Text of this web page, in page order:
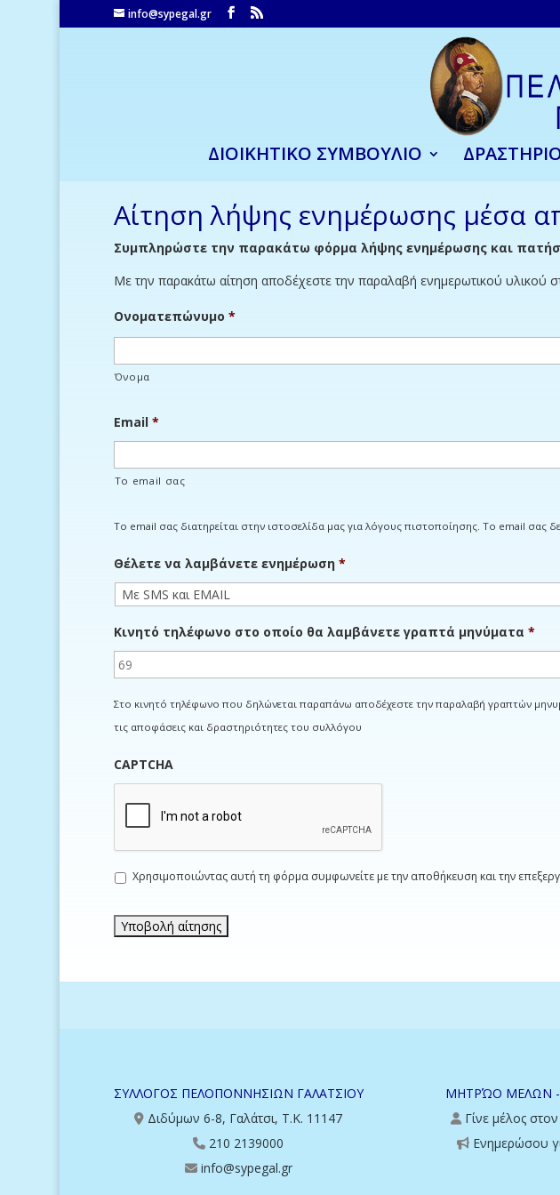
info@sypegal.gr
ΔΙΟΙΚΗΤΙΚΟ ΣΥΜΒΟΥΛΙΟ
Αίτηση λήψης ενημέρωσης μέσα
Συμπληρώστε την παρακάτω φόρμα λήψης ενημέρωσης και
Με την παρακάτω αίτηση αποδέχεστε την παραλαβή ενημερωτικού υλικού
Ονοματεπώνυμο *
Όνομα
Email *
Το email σας
Το email σας διατηρείται στην ιστοσελίδα μας για λόγους πιστοποίησης. Το email σας
Θέλετε να λαμβάνετε ενημέρωση *
Κινητό τηλέφωνο στο οποίο θα λαμβάνετε γραπτά μηνύματα *
Στο κινητό τηλέφωνο που δηλώνεται παραπάνω αποδέχεστε την παραλαβή γραπτών
τις αποφάσεις και δραστηριότητες του συλλόγου
CAPTCHA
Ι
ω
τ
ό
Χρησιμοποιώντας αυτή τη φόρμα συμφωνείτε με την αποθήκευση και την
ΣΥΛΛΟΓΟΣ ΠΕΛΟΠΟΝΝΗΣΙΩΝ ΓΑΛΑΤΣΙΟΥ
Διδύμων 6-8, Γαλάτσι, Τ.Κ. 11147
210 2139000
info@sypegal.gr
ΜΗΤΡΏΟ ΜΕΛΩΝ
Γίνε μέλος
Ενημερώσου